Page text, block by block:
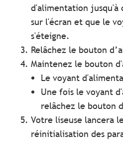
d'alimentation jusqu'à
sur l'écran et que le
s'éteigne.
Relâchez le bouton
Maintenez le bouton
Le voyant
Une fois le voyant
relâchez le bouton
Votre liseuse lancera
réinitialisation des